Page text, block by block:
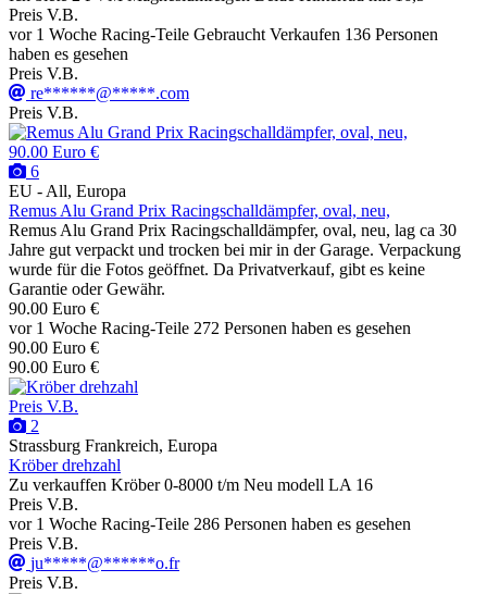
Preis V.B.
vor 1 Woche Racing-Teile Gebraucht Verkaufen 136 Personen
haben es gesehen
Preis V.B.
re******@*****.com
Preis V.B.
90.00 Euro €
6
EU - All, Europa
Remus Alu Grand Prix Racingschalldämpfer, oval, neu,
Remus Alu Grand Prix Racingschalldämpfer, oval, neu, lag ca 30
Jahre gut verpackt und trocken bei mir in der Garage. Verpackung
wurde für die Fotos geöffnet. Da Privatverkauf, gibt es keine
Garantie oder Gewähr.
90.00 Euro €
vor 1 Woche Racing-Teile 272 Personen haben es gesehen
90.00 Euro €
90.00 Euro €
Preis V.B.
2
Strassburg Frankreich, Europa
Kröber drehzahl
Zu verkauffen Kröber 0-8000 t/m Neu modell LA 16
Preis V.B.
vor 1 Woche Racing-Teile 286 Personen haben es gesehen
Preis V.B.
ju*****@******o.fr
Preis V.B.